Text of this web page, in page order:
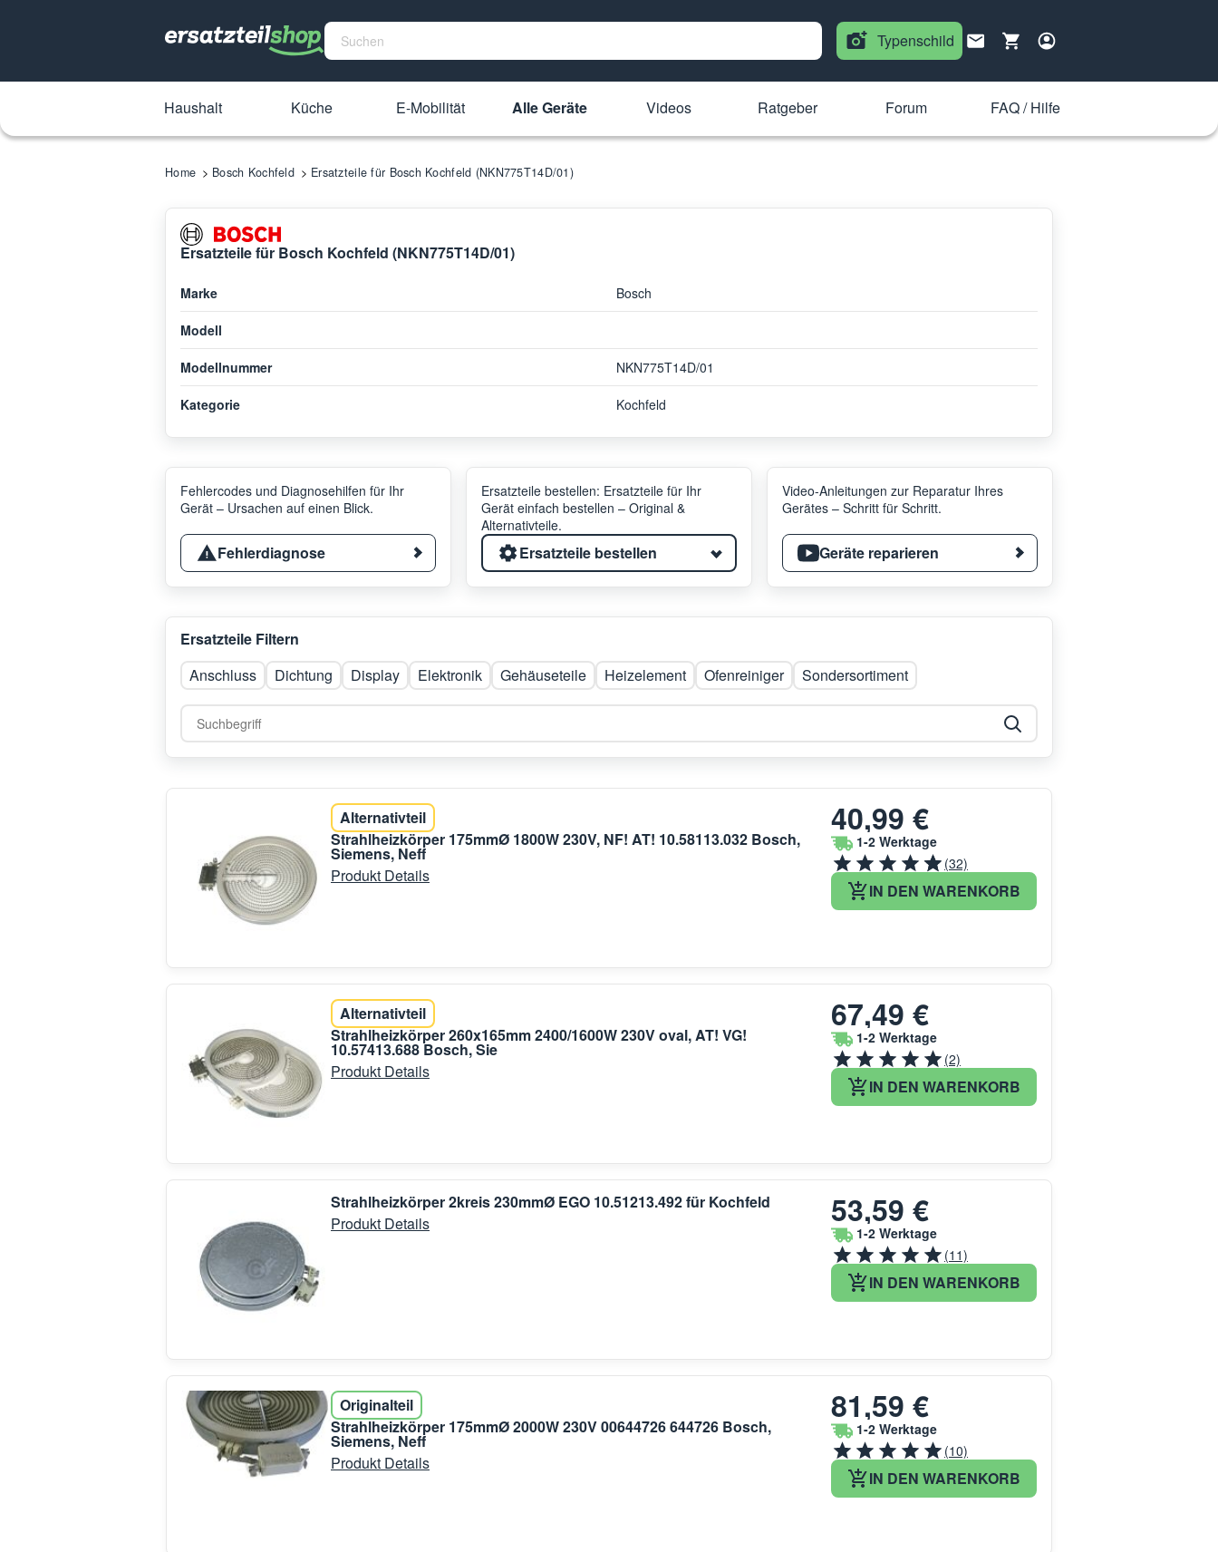
Typenschild
Haushalt Küche E-Mobilität Alle Geräte Videos Ratgeber Forum FAQ / Hilfe
Home Bosch Kochfeld Ersatzteile für Bosch Kochfeld (NKN775T14D/01)
Ersatzteile für Bosch Kochfeld (NKN775T14D/01)
Marke Bosch
Modell
Modellnummer NKN775T14D/01
Kategorie Kochfeld
Fehlercodes und Diagnosehilfen für Ihr
Gerät – Ursachen auf einen Blick.
Fehlerdiagnose
Ersatzteile bestellen: Ersatzteile für Ihr
Gerät einfach bestellen – Original &
Alternativteile.
Ersatzteile bestellen
Video-Anleitungen zur Reparatur Ihres
Gerätes – Schritt für Schritt.
Geräte reparieren
Ersatzteile Filtern
Anschluss
Dichtung Display Elektronik Gehäuseteile Heizelement Ofenreiniger Sondersortiment
Alternativteil
Strahlheizkörper 175mmØ 1800W 230V, NF! AT! 10.58113.032 Bosch,
Siemens, Neff
Produkt Details
40,99 €
1-2 Werktage
(32)
IN DEN WARENKORB
Alternativteil
Strahlheizkörper 260x165mm 2400/1600W 230V oval, AT! VG!
10.57413.688 Bosch, Sie
Produkt Details
67,49 €
1-2 Werktage
(2)
IN DEN WARENKORB
Strahlheizkörper 2kreis 230mmØ EGO 10.51213.492 für Kochfeld
Produkt Details
53,59 €
1-2 Werktage
(11)
IN DEN WARENKORB
Originalteil
Strahlheizkörper 175mmØ 2000W 230V 00644726 644726 Bosch,
Siemens, Neff
Produkt Details
81,59 €
1-2 Werktage
(10)
IN DEN WARENKORB